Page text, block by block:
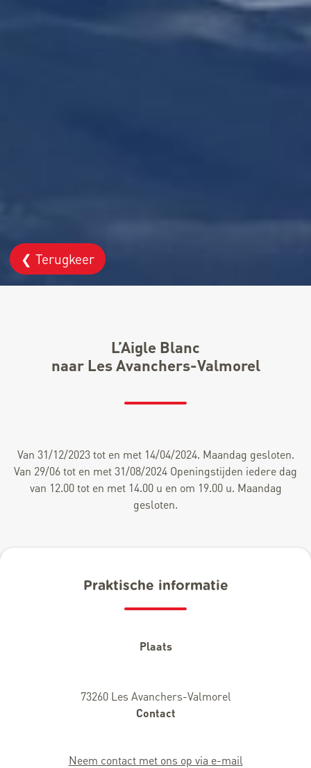
❮ Terugkeer
L’Aigle Blanc
naar Les Avanchers-Valmorel
Van 31/12/2023 tot en met 14/04/2024. Maandag gesloten.
Van 29/06 tot en met 31/08/2024 Openingstijden iedere dag
van 12.00 tot en met 14.00 u en om 19.00 u. Maandag
gesloten.
Praktische informatie
Plaats
73260 Les Avanchers-Valmorel
Contact
Neem contact met ons op via e-mail